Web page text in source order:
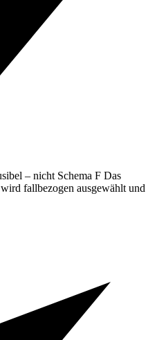
– nicht Schema F Das
fallbezogen ausgewählt und